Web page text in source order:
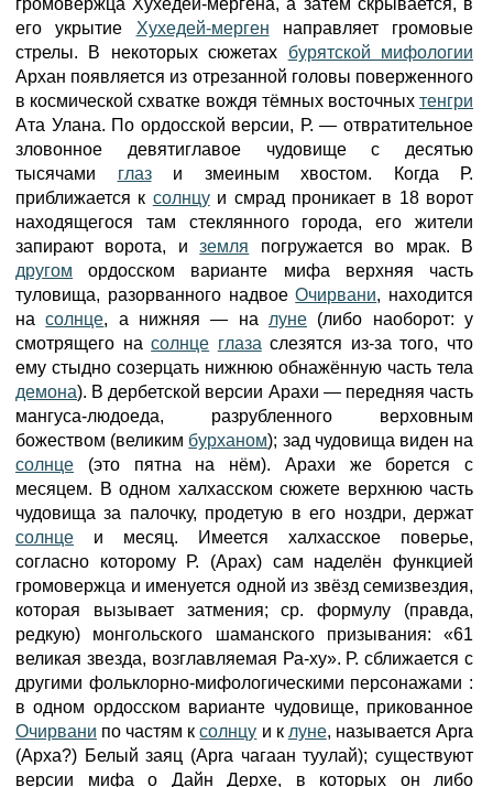
громовержца Хухедей-мергена, а затем скрывается, в
его укрытие Хухедей-мерген направляет громовые
стрелы. В некоторых сюжетах бурятской мифологии
Архан появляется из отрезанной головы поверженного
в космической схватке вождя тёмных восточных тенгри
Ата Улана. По ордосской версии, Р. — отвратительное
зловонное девятиглавое чудовище с десятью
тысячами глази змеиным хвостом. Когда Р.
приближается к солнцуи смрад проникает в 18 ворот
находящегося там стеклянного города, его жители
запирают ворота, иземля погружается во мрак. В
другом ордосском варианте мифа верхняя часть
туловища, разорванного надвоеОчирвани, находится
насолнце, а нижняя — на луне (либо наоборот: у
смотрящего насолнце глаза слезятся из-за того, что
ему стыдно созерцать нижнюю обнажённую часть тела
демона). В дербетской версии Арахи — передняя часть
мангуса-людоеда, разрубленного верховным
божеством (великим бурханом); зад чудовища виден на
солнце (это пятна на нём). Арахи же борется с
месяцем. В одном халхасском сюжете верхнюю часть
чудовища за палочку, продетую в его ноздри, держат
солнце и месяц. Имеется халхасское поверье,
согласно которому Р. (Арах) сам наделён функцией
громовержца и именуется одной из звёзд семизвездия,
которая вызывает затмения; ср. формулу (правда,
редкую) монгольского шаманского призывания: «61
великая звезда, возглавляемая Ра-ху». Р. сближается с
другими фольклорно-мифологическими персонажами :
в одном ордосском варианте чудовище, прикованное
Очирвани по частям ксолнцу и к луне, называется Apra
(Арха?) Белый заяц (Apra чагаан туулай); существуют
версии мифа о Дайн Дерхе, в которых он либо